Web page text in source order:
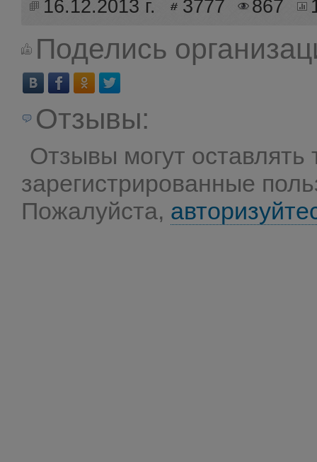
16.12.2013 г. 3777 867
Поделись
Отзывы:
Отзывы могут оставлять
зарегистрированные
Пожалуйста,